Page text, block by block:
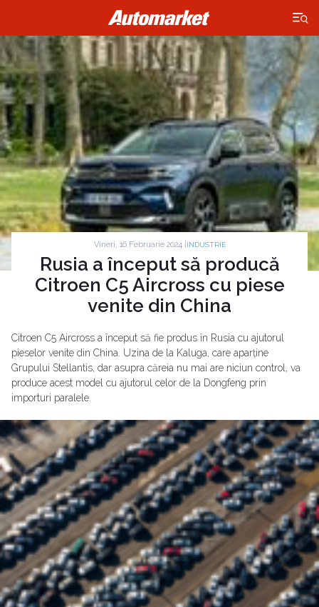
×
Vineri, 16 Februarie 2024 | INDUSTRIE
Rusia a început să producă
Citroen C5 Aircross cu piese
venite din China
Citroen C5 Aircross a început să fie produs în Rusia cu ajutorul
pieselor venite din China. Uzina de la Kaluga, care aparține
Grupului Stellantis, dar asupra căreia nu mai are niciun control, va
produce acest model cu ajutorul celor de la Dongfeng prin
importuri paralele.